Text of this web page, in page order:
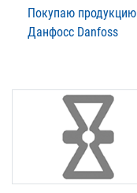
Покупаю продукцию
Данфосс Danfoss